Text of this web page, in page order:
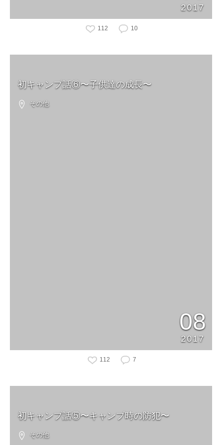
2017
112 10
初キャンプ話⑥〜子供達の成長〜
その他
08
2017
112 7
初キャンプ話⑤〜キャンプ時の防犯〜
その他